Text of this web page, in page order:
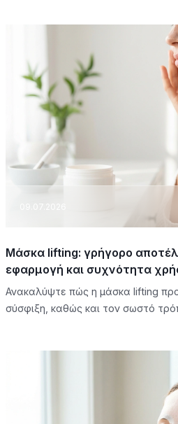
09.07.2026
Μάσκα lifting: γρήγορο
εφαρμογή και συχνότητα
Ανακαλύψτε πώς η μάσκα lifting
σύσφιξη, καθώς και τον σωστό